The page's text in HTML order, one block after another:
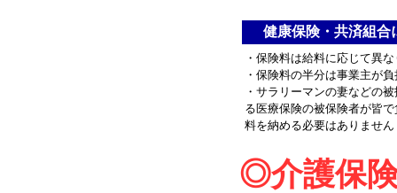
健康保険・共済組合
・保険料は給料に応じて異
・保険料の半分は事業主が
・サラリーマンの妻などの
る医療保険の被保険者が皆
料を納める必要はありません
◎介護保